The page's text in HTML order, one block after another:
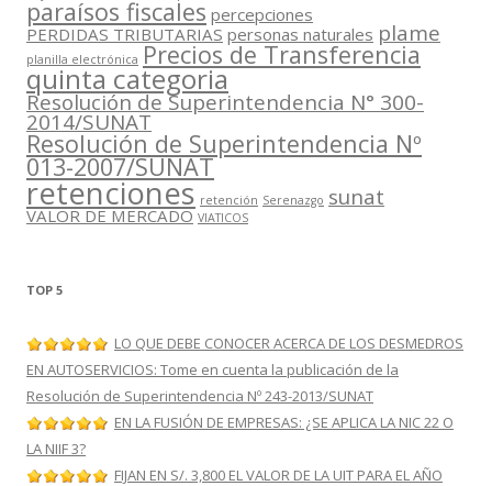
paraísos fiscales percepciones
PERDIDAS TRIBUTARIAS personas naturales plame
planilla electrónica Precios de Transferencia
quinta categoria
Resolución de Superintendencia N° 300-
2014/SUNAT
Resolución de Superintendencia Nº
013-2007/SUNAT
retenciones retención Serenazgo sunat
VALOR DE MERCADO VIATICOS
TOP 5
LO QUE DEBE CONOCER ACERCA DE LOS DESMEDROS
EN AUTOSERVICIOS: Tome en cuenta la publicación de la
Resolución de Superintendencia Nº 243-2013/SUNAT
EN LA FUSIÓN DE EMPRESAS: ¿SE APLICA LA NIC 22 O
LA NIIF 3?
FIJAN EN S/. 3,800 EL VALOR DE LA UIT PARA EL AÑO